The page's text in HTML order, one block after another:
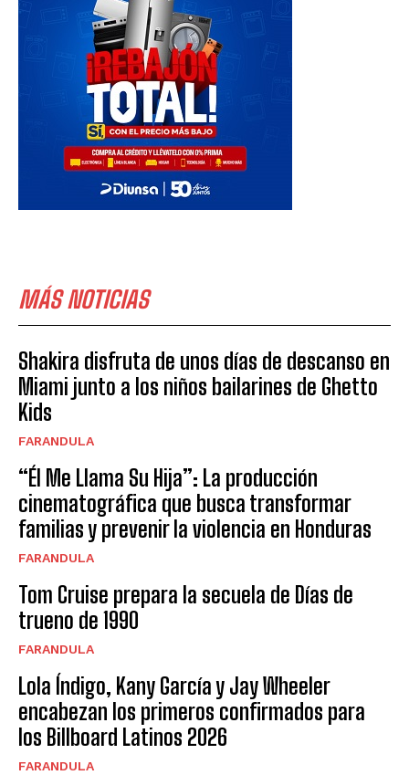
MÁS NOTICIAS
Shakira disfruta de unos días de descanso en
Miami junto a los niños bailarines de Ghetto
Kids
FARANDULA
“Él Me Llama Su Hija”: La producción
cinematográfica que busca transformar
familias y prevenir la violencia en Honduras
FARANDULA
Tom Cruise prepara la secuela de Días de
trueno de 1990
FARANDULA
Lola Índigo, Kany García y Jay Wheeler
encabezan los primeros confirmados para
los Billboard Latinos 2026
FARANDULA